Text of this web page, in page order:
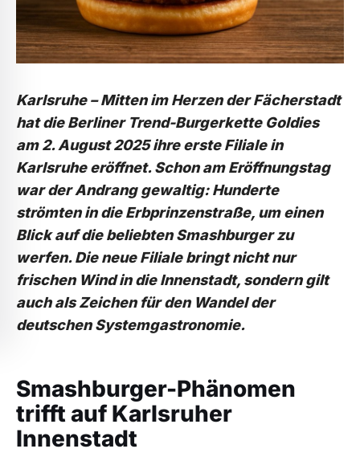
Karlsruhe – Mitten im Herzen der Fächerstadt
hat die Berliner Trend-Burgerkette Goldies
am 2. August 2025 ihre erste Filiale in
Karlsruhe eröffnet. Schon am Eröffnungstag
war der Andrang gewaltig: Hunderte
strömten in die Erbprinzenstraße, um einen
Blick auf die beliebten Smashburger zu
werfen. Die neue Filiale bringt nicht nur
frischen Wind in die Innenstadt, sondern gilt
auch als Zeichen für den Wandel der
deutschen Systemgastronomie.
Smashburger-Phänomen
trifft auf Karlsruher
Innenstadt